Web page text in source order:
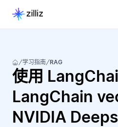
学习指南 RAG
使用
LangChain
NVIDIA